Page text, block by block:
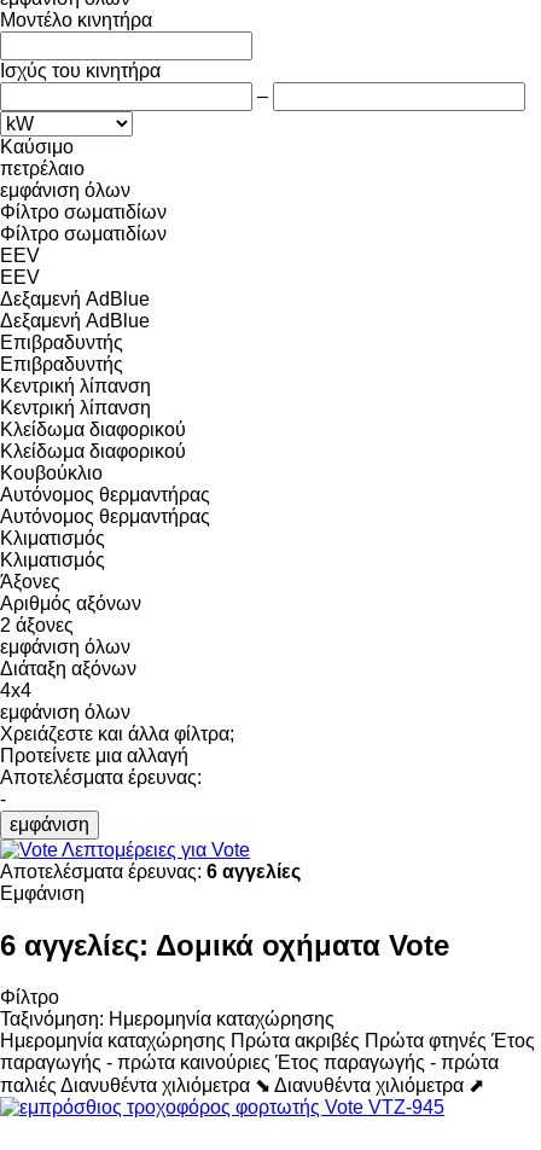
Μοντέλο κινητήρα
Ισχύς του κινητήρα
–
Καύσιμο
πετρέλαιο
εμφάνιση όλων
Φίλτρο σωματιδίων
Φίλτρο σωματιδίων
EEV
EEV
Δεξαμενή AdBlue
Δεξαμενή AdBlue
Επιβραδυντής
Επιβραδυντής
Κεντρική λίπανση
Κεντρική λίπανση
Κλείδωμα διαφορικού
Κλείδωμα διαφορικού
Κουβούκλιο
Αυτόνομος θερμαντήρας
Αυτόνομος θερμαντήρας
Κλιματισμός
Κλιματισμός
Άξονες
Αριθμός αξόνων
2 άξονες
εμφάνιση όλων
Διάταξη αξόνων
4x4
εμφάνιση όλων
Χρειάζεστε και άλλα φίλτρα;
Προτείνετε μια αλλαγή
Αποτελέσματα έρευνας:
-
εμφάνιση
Λεπτομέρειες για Vote
Αποτελέσματα έρευνας: 6 αγγελίες
Εμφάνιση
6 αγγελίες: Δομικά οχήματα Vote
Φίλτρο
Ταξινόμηση: Ημερομηνία καταχώρησης
Ημερομηνία καταχώρησης Πρώτα ακριβές Πρώτα φτηνές Έτος
παραγωγής - πρώτα καινούριες Έτος παραγωγής - πρώτα
παλιές Διανυθέντα χιλιόμετρα ⬊ Διανυθέντα χιλιόμετρα ⬈